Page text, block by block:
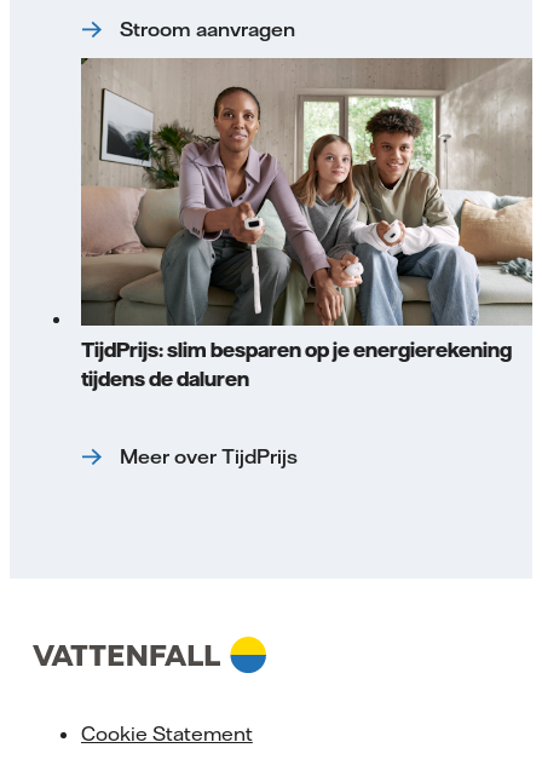
Stroom aanvragen
TijdPrijs: slim besparen op je energierekening
tijdens de daluren
Meer over TijdPrijs
Cookie Statement